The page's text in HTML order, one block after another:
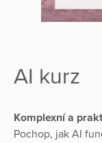
AI kurz
Komplexní a
Pochop, jak AI